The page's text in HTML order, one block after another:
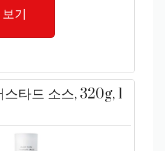
기
타드 소스, 320g, 1